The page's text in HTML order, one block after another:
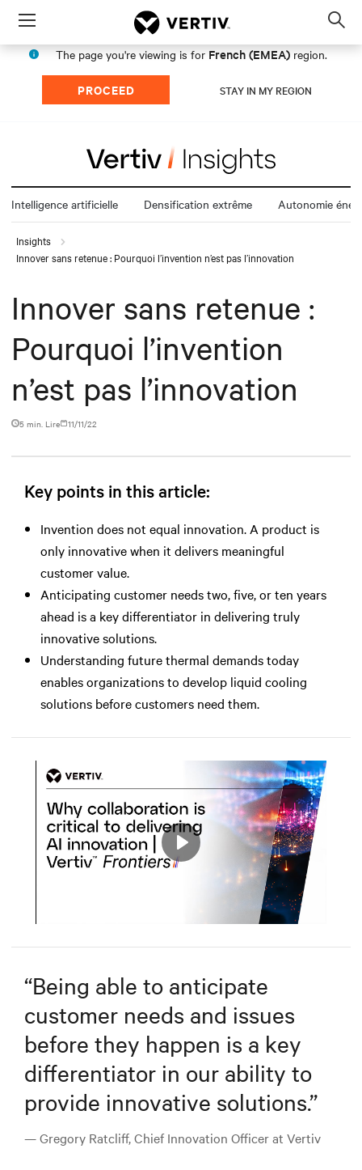
Menu
The page you're viewing is for French (EMEA) region.
PROCEED STAY IN MY REGION
Intelligence artificielle Densification extrême Autonomie
Insights
Innover sans retenue : Pourquoi l’invention n’est pas l’innovation
Innover sans retenue :
Pourquoi l’invention
n’est pas l’innovation
5 min. Lire 11/11/22
Key points in this article:
Invention does not equal innovation. A product is
only innovative when it delivers meaningful
customer value.
Anticipating customer needs two, five, or ten years
ahead is a key differentiator in delivering truly
innovative solutions.
Understanding future thermal demands today
enables organizations to develop liquid cooling
solutions before customers need them.
Settings
Play
“Being able to anticipate
customer needs and issues
before they happen is a key
differentiator in our ability to
provide innovative solutions.”
— Gregory Ratcliff, Chief Innovation Officer at Vertiv